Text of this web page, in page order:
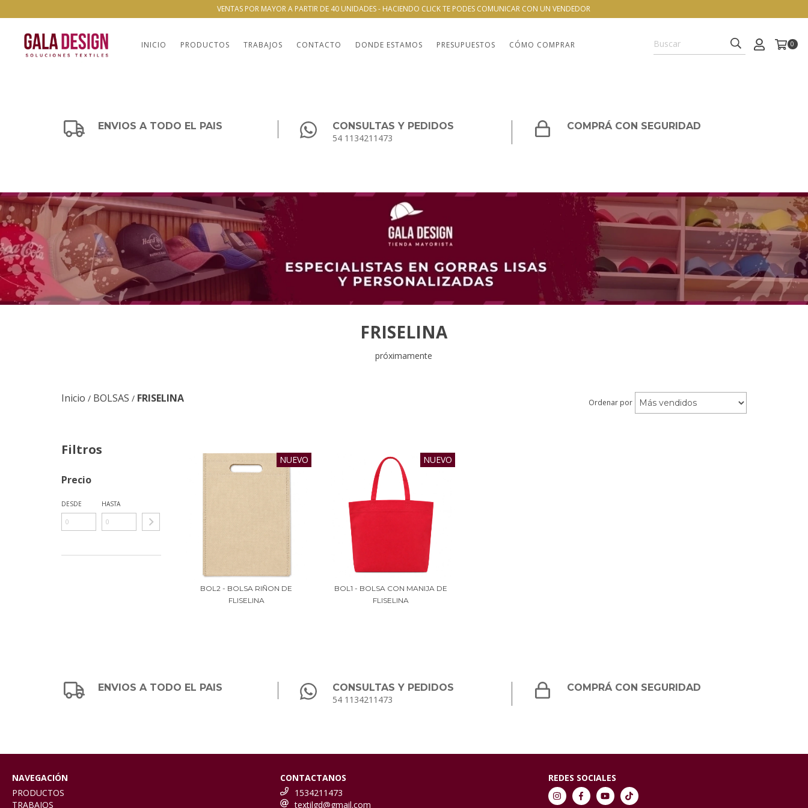
VENTAS POR MAYOR A PARTIR DE 40 UNIDADES - HACIENDO CLICK TE PODES COMUNICAR CON UN VENDEDOR
INICIO PRODUCTOS TRABAJOS CONTACTO DONDE ESTAMOS PRESUPUESTOS CÓMO COMPRAR 0
ENVIOS A TODO EL PAIS
CONSULTAS Y PEDIDOS
54 1134211473
COMPRÁ CON SEGURIDAD
FRISELINA
próximamente
Inicio / BOLSAS / FRISELINA Ordenar por
Filtros
Precio
DESDE HASTA
NUEVO
BOL2 - BOLSA RIÑON DE
FLISELINA
NUEVO
BOL1 - BOLSA CON MANIJA DE
FLISELINA
ENVIOS A TODO EL PAIS
CONSULTAS Y PEDIDOS
54 1134211473
COMPRÁ CON SEGURIDAD
NAVEGACIÓN
PRODUCTOS
TRABAJOS
CONTACTANOS
1534211473
textilgd@gmail.com
REDES SOCIALES